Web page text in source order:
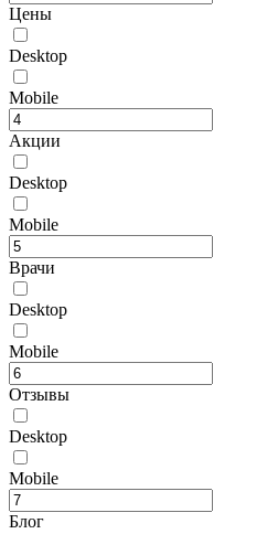
Цены
Desktop
Mobile
Акции
Desktop
Mobile
Врачи
Desktop
Mobile
Отзывы
Desktop
Mobile
Блог